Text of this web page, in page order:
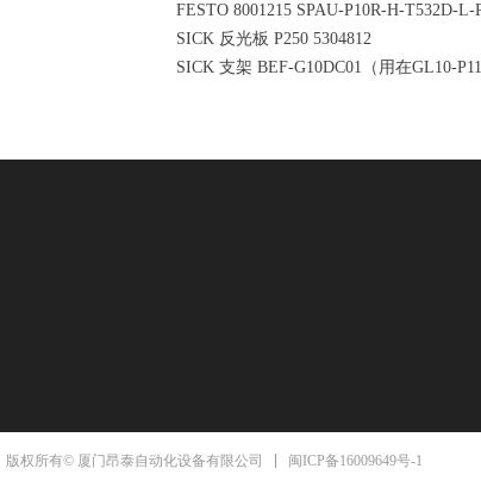
FESTO 8001215 SPAU-P10R-H-T532D-
SICK 反光板 P250 5304812
SICK 支架 BEF-G10DC01（用在GL10-
版权所有© 厦门昂泰自动化设备有限公司 闽ICP备16009649号-1